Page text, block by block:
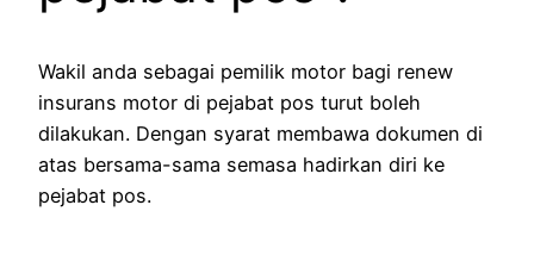
Wakil anda sebagai pemilik motor bagi renew
insurans motor di pejabat pos turut boleh
dilakukan. Dengan syarat membawa dokumen di
atas bersama-sama semasa hadirkan diri ke
pejabat pos.